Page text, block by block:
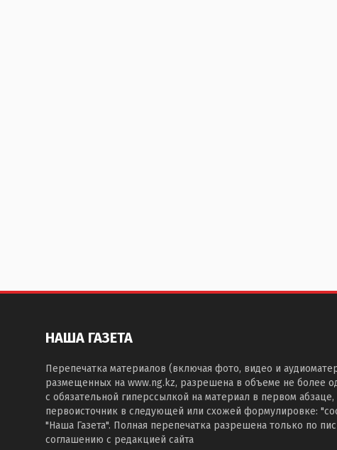
НАША ГАЗЕТА
Перепечатка материалов (включая фото, видео и
размещенных на www.ng.kz, разрешена в объеме не более
с обязательной гиперссылкой на материал в первом абзаце,
первоисточник в следующей или схожей формулировке:
"Наша Газета". Полная перепечатка разрешена только по
соглашению с редакцией сайта